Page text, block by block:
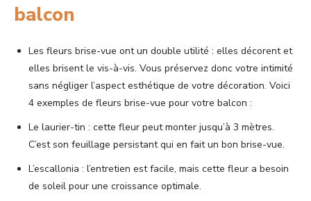
balcon
Les fleurs brise-vue ont un double utilité : elles décorent et
elles brisent le vis-à-vis. Vous préservez donc votre intimité
sans négliger l’aspect esthétique de votre décoration. Voici
4 exemples de fleurs brise-vue pour votre balcon :
Le laurier-tin : cette fleur peut monter jusqu’à 3 mètres.
C’est son feuillage persistant qui en fait un bon brise-vue.
L’escallonia : l’entretien est facile, mais cette fleur a besoin
de soleil pour une croissance optimale.